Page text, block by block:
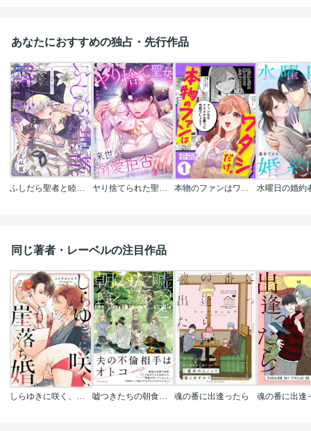
あなたにおすすめの独占・先行作品
同じ著者・レーベルの注目作品
嘘つきたちの朝食【コミックス版】 魂の番に出逢ったら